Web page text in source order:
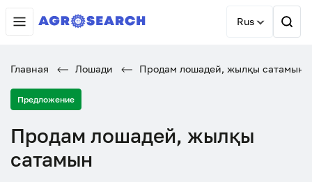
Rus
Главная Лошади Продам лошадей, жылқы сатамын
Предложение
Продам лошадей, жылқы
сатамын